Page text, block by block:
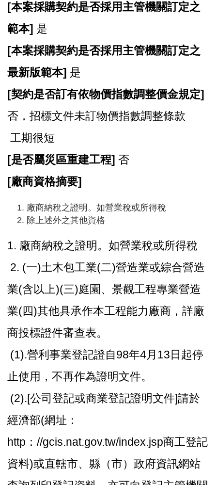
[本案採購契約是否採用主管機關訂定之
範本] 是
[本案採購契約是否採用主管機關訂定之
最新版範本] 是
[契約是否訂有依物價指數調整價金規定]
否，招標文件未訂物價指數調整條款
工期很短
[是否屬災區重建工程] 否
[廠商資格摘要]
廠商納稅之證明。如營業稅或所得稅
除上述外之其他資格
1. 廠商納稅之證明。如營業稅或所得稅
2. (一)土木包工業(二)營造業或綜合營造
業(含以上)(三)庭園、景觀工程專業營造
業(四)其他具承作本工程能力廠商，詳廠
商投標證件審查表。
(1).營利事業登記證自98年4月13日起停
止使用，不再作為證明文件。
(2).[公司登記或商業登記證明文件]請於
經濟部(網址：
http：//gcis.nat.gov.tw/index.jsp商工登記
資料)或直轄市、縣（市）政府資訊網站